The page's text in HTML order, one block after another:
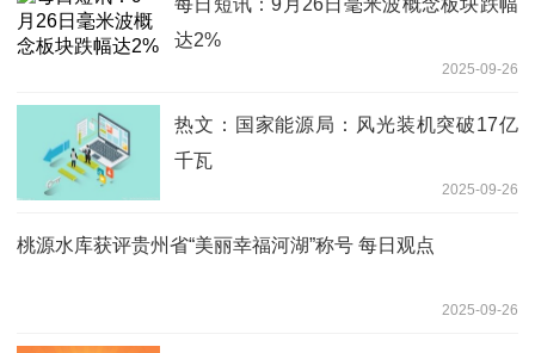
达2%
2025-09-26
热文：国家能源局：风光装机突破17亿
千瓦
2025-09-26
桃源水库获评贵州省“美丽幸福河湖”称号 每日观点
2025-09-26